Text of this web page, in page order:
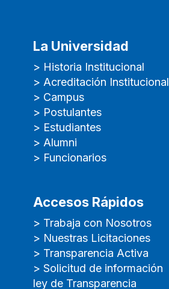
La Universidad
> Historia Institucional
> Acreditación Institucional
> Campus
> Postulantes
> Estudiantes
> Alumni
> Funcionarios
Accesos Rápidos
> Trabaja con Nosotros
> Nuestras Licitaciones
> Transparencia Activa
> Solicitud de información
ley de Transparencia